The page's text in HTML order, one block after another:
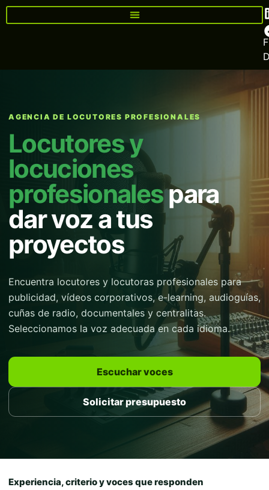
AGENCIA DE LOCUTORES PROFESIONALES
Locutores y
locuciones
profesionalespara
dar voz a tus
proyectos
Encuentra locutores y locutoras profesionales para
publicidad, vídeos corporativos, e-learning, audioguías,
cuñas de radio, documentales y centralitas.
Seleccionamos la voz adecuada en cada idioma.
Escuchar voces
Solicitar presupuesto
Experiencia, criterio y voces que responden